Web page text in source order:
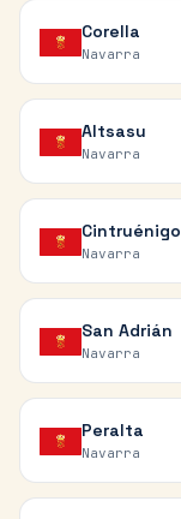
Corella
Navarra
Altsasu
Navarra
Cintruénigo
Navarra
San Adrián
Navarra
Peralta
Navarra